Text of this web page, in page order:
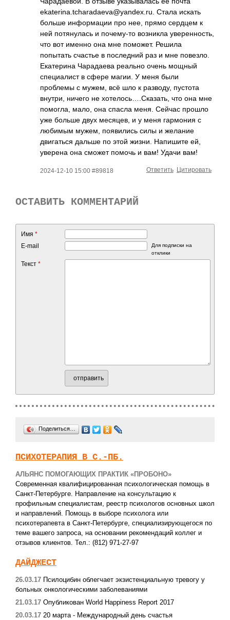
ekaterina.tchara­daeva@yandex.ru.­ Стала искать
больше информации про нее, прямо сердцем к
ней потянулась и почему-то возникла уверенность,
что вот именно она мне поможет. Решила
попытать счастье в последний раз и мне повезло.
Екатерина Чарадаева реально очень мощный
специалист в сфере магии. У меня были
проблемы с мужем, всё шло к разводу, пустота
внутри, ничего не хотелось….Сказат­ь, что она мне
помогла, мало, она спасла меня. Сейчас прошло
уже больше двух месяцев, и у меня гармония с
любимым мужем, появились силы и желание
двигаться дальше по этой жизни. Напишите ей,
уверена она сможет помочь и вам! Удачи вам!
2024-12-10 15:00 #89818 Цитировать
Ответить
ОСТАВИТЬ КОММЕНТАРИЙ
Имя *
E-mail
Для подписки на
отклики
Текст *
отправить
Поделиться…
ПСИХОТЕРАПИЯ В С.-ПБ.
АЛЬЯНС ПОМОГАЮЩИХ ПРАКТИК «ПРОБОНО»
Современная квалифицированная психологическая помощь в
Санкт-Петербурге. Направление на консультацию к
профильным специалистам, реестр психологов основных школ
и направлений. Помощь в выборе психолога или
психотерапевта в Санкт-Петербурге, специализирующегося по
теме вашего запроса, на основании рекомендаций коллег и
отзывов клиентов. Тел.: (812) 971-27-97
ДАЙДЖЕСТ
26.03.17 Псилоцибин облегчает экзистенциальную тревогу у
больных онкологическими заболеваниями
21.03.17 Опубликован World Happiness Report 2017
20.03.17 20 марта - Международный день счастья